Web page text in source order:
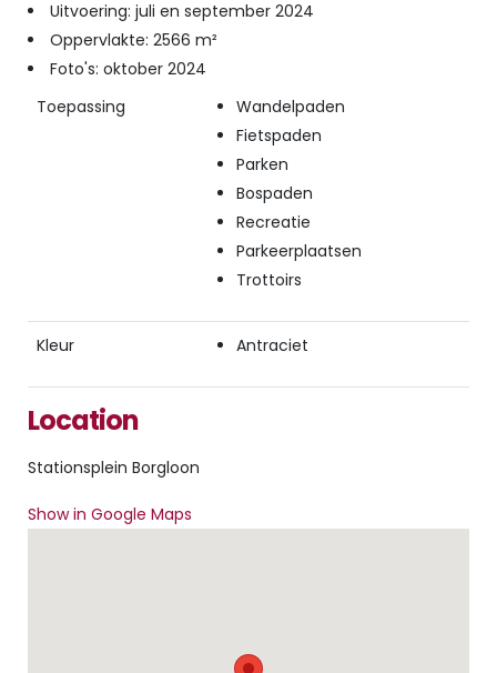
Uitvoering: juli en september 2024
Oppervlakte: 2566 m²
Foto's: oktober 2024
Toepassing
Wandelpaden
Fietspaden
Parken
Bospaden
Recreatie
Parkeerplaatsen
Trottoirs
Kleur Antraciet
Location
Stationsplein Borgloon
Show in Google Maps